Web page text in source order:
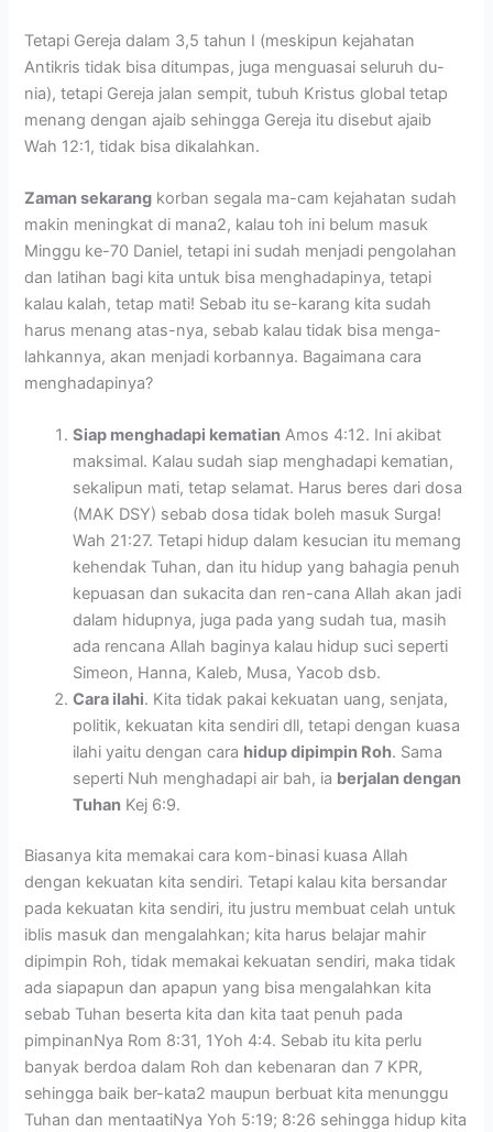
Tetapi Gereja dalam 3,5 tahun I (meskipun kejahatan
Antikris tidak bisa ditumpas, juga menguasai seluruh du-
nia), tetapi Gereja jalan sempit, tubuh Kristus global tetap
menang dengan ajaib sehingga Gereja itu disebut ajaib
Wah 12:1, tidak bisa dikalahkan.
Zaman sekarang korban segala ma-cam kejahatan sudah
makin meningkat di mana2, kalau toh ini belum masuk
Minggu ke-70 Daniel, tetapi ini sudah menjadi pengolahan
dan latihan bagi kita untuk bisa menghadapinya, tetapi
kalau kalah, tetap mati! Sebab itu se-karang kita sudah
harus menang atas-nya, sebab kalau tidak bisa menga-
lahkannya, akan menjadi korbannya. Bagaimana cara
menghadapinya?
Siap menghadapi kematian Amos 4:12. Ini akibat
maksimal. Kalau sudah siap menghadapi kematian,
sekalipun mati, tetap selamat. Harus beres dari dosa
(MAK DSY) sebab dosa tidak boleh masuk Surga!
Wah 21:27. Tetapi hidup dalam kesucian itu memang
kehendak Tuhan, dan itu hidup yang bahagia penuh
kepuasan dan sukacita dan ren-cana Allah akan jadi
dalam hidupnya, juga pada yang sudah tua, masih
ada rencana Allah baginya kalau hidup suci seperti
Simeon, Hanna, Kaleb, Musa, Yacob dsb.
Cara ilahi. Kita tidak pakai kekuatan uang, senjata,
politik, kekuatan kita sendiri dll, tetapi dengan kuasa
ilahi yaitu dengan cara hidup dipimpin Roh. Sama
seperti Nuh menghadapi air bah, ia berjalan dengan
Tuhan Kej 6:9.
Biasanya kita memakai cara kom-binasi kuasa Allah
dengan kekuatan kita sendiri. Tetapi kalau kita bersandar
pada kekuatan kita sendiri, itu justru membuat celah untuk
iblis masuk dan mengalahkan; kita harus belajar mahir
dipimpin Roh, tidak memakai kekuatan sendiri, maka tidak
ada siapapun dan apapun yang bisa mengalahkan kita
sebab Tuhan beserta kita dan kita taat penuh pada
pimpinanNya Rom 8:31, 1Yoh 4:4. Sebab itu kita perlu
banyak berdoa dalam Roh dan kebenaran dan 7 KPR,
sehingga baik ber-kata2 maupun berbuat kita menunggu
Tuhan dan mentaatiNya Yoh 5:19; 8:26 sehingga hidup kita